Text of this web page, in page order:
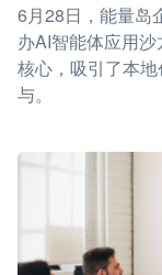
6月28日，能量岛
办AI智能体应用
核心，吸引了本
与。